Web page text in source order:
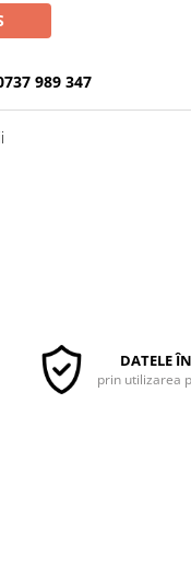
989 347
DATELE
prin utilizarea